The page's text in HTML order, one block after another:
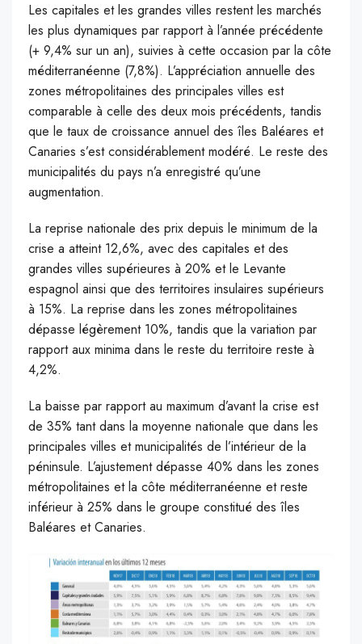
Les capitales et les grandes villes restent les marchés
les plus dynamiques par rapport à l’année précédente
(+ 9,4% sur un an), suivies à cette occasion par la côte
méditerranéenne (7,8%). L’appréciation annuelle des
zones métropolitaines des principales villes est
comparable à celle des deux mois précédents, tandis
que le taux de croissance annuel des îles Baléares et
Canaries s’est considérablement modéré. Le reste des
municipalités du pays n’a enregistré qu’une
augmentation.
La reprise nationale des prix depuis le minimum de la
crise a atteint 12,6%, avec des capitales et des
grandes villes supérieures à 20% et le Levante
espagnol ainsi que des territoires insulaires supérieurs
à 15%. La reprise dans les zones métropolitaines
dépasse légèrement 10%, tandis que la variation par
rapport aux minima dans le reste du territoire reste à
4,2%.
La baisse par rapport au maximum d’avant la crise est
de 35% tant dans la moyenne nationale que dans les
principales villes et municipalités de l’intérieur de la
péninsule. L’ajustement dépasse 40% dans les zones
métropolitaines et la côte méditerranéenne et reste
inférieur à 25% dans le groupe constitué des îles
Baléares et Canaries.